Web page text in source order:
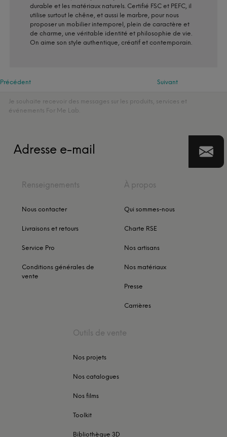
durable et les matériaux naturels. Certifié FSC et PEFC, il
utilise surtout le chêne, et aussi le marbre, pour nous
proposer un mobilier intemporel, plein de caractère et
de charme, une véritable identité et philosophie de vie.
On aime son style authentique, créatif et contemporain.
Précédent Suivant
Je souhaite recevoir des messages sur les produits, services et
événements For Me Lab.
Renseignements
Nous contacter
Livraisons et retours
Service Pro
Conditions générales de
vente
À propos
Qui sommes-nous
Charte RSE
Nos artisans
Nos matériaux
Presse
Carrières
Outils de vente
Nos projets
Nos catalogues
Nos films
Toolkit
Bibliothèque 3D